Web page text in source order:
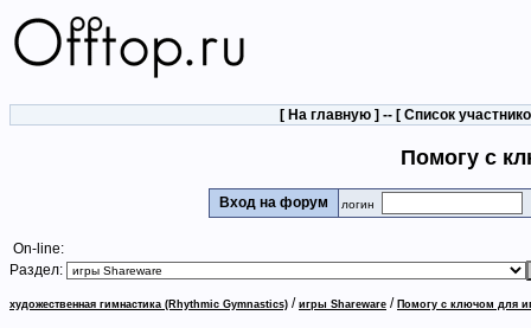
[ На главную ] -- [ Список
Помогу с
Вход на форум логин
On-line:
Раздел:
художественная гимнастика (Rhythmic Gymnastics) / игры Shareware / Помогу с ключом для